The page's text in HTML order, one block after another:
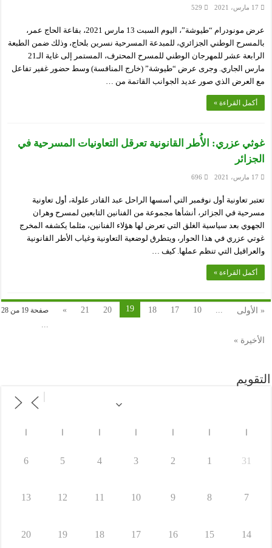
17 مارس، 2021 529
عرض مونودرام “طيوشة”، اليوم السبت 13 مارس 2021، بقاعة الحاج عمر،
بالمسرح الوطني الجزائري، للمبدعة المسرحية نسرين بلحاج، وذلك ضمن الطبعة
الرابعة عشر للمهرجان الوطني للمسرح المحترف، المستمر إلى غاية الـ21
مارس الجاري. وجرى عرض “طيوشة” (خارج المنافسة) وسط حضور غفير تفاعل
مع العرض الذي صور عديد الجوانب القاتمة من …
أكمل القراءة »
غوثي عزري: الأُطر القانونية تعرقل التعاونيات المسرحية في
الجزائر
17 مارس، 2021 696
تعتبر تعاونية أول نوفمبر التي أسسها الراحل عبد القادر علولة، أول تعاونية
مسرحية في الجزائر، أنشأها مجموعة من الفنانين التابعين لمسرح وهران
الجهوي بعد سياسية الغلق التي تعرض لها هؤلاء الفنانين، مثلما يكشفه المخرج
غوتي عزري في هذا الحوار، ويتطرق لوضعية التعاونية وغياب الأطر القانونية
والعراقيل التي تنظم عملها. كيف …
أكمل القراءة »
صفحة 19 من 28 « الأولى ...
10
17
18
19
20
21
»
...
الأخيرة »
التقويم
31
1
2
3
4
5
6
7
8
9
10
11
12
13
14
15
16
17
18
19
20